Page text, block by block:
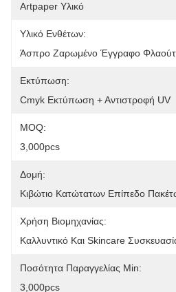
Artpaper Υλικό
Υλικό Ενθέτων:
Άσπρο Ζαρωμένο Έγγραφο
Εκτύπωση:
Cmyk Εκτύπωση + Αντιστροφή UV
MOQ:
3,000pcs
Δομή:
Κιβώτιο Κατώτατων Επίπεδο
Χρήση Βιομηχανίας:
Καλλυντικό Και Skincare
Ποσότητα Παραγγελίας Min:
3,000pcs